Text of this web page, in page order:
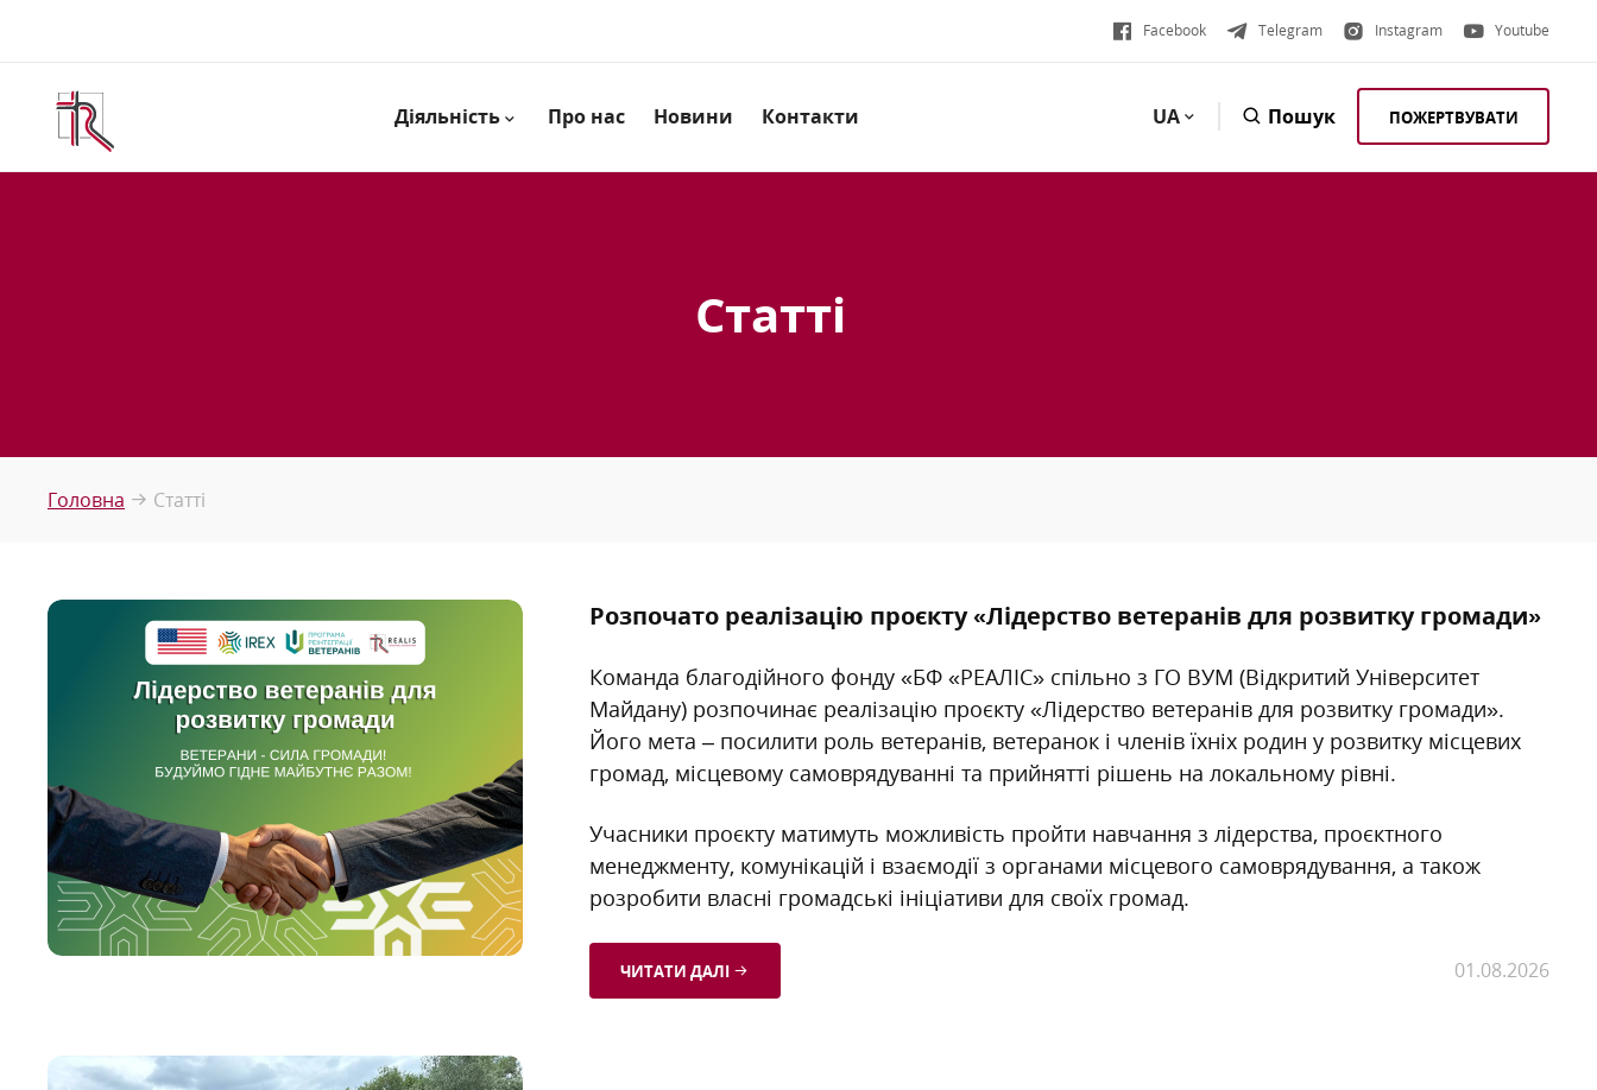
Facebook Telegram Instagram Youtube
Діяльність Про нас Новини Контакти UA Пошук ПОЖЕРТВУВАТИ
Статті
Головна Статті
Розпочато реалізацію проєкту «Лідерство ветеранів для розвитку громади»
Команда благодійного фонду «БФ «РЕАЛІС» спільно з ГО ВУМ (Відкритий Університет
Майдану) розпочинає реалізацію проєкту «Лідерство ветеранів для розвитку громади».
Його мета – посилити роль ветеранів, ветеранок і членів їхніх родин у розвитку місцевих
громад, місцевому самоврядуванні та прийнятті рішень на локальному рівні.
Учасники проєкту матимуть можливість пройти навчання з лідерства, проєктного
менеджменту, комунікацій і взаємодії з органами місцевого самоврядування, а також
розробити власні громадські ініціативи для своїх громад.
ЧИТАТИ ДАЛІ 01.08.2026